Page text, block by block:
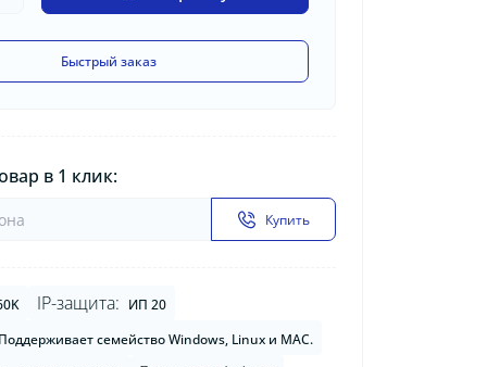
Быстрый заказ
в 1 клик:
Купить
IP-защита: ИП 20
семейство Windows, Linux и MAC.